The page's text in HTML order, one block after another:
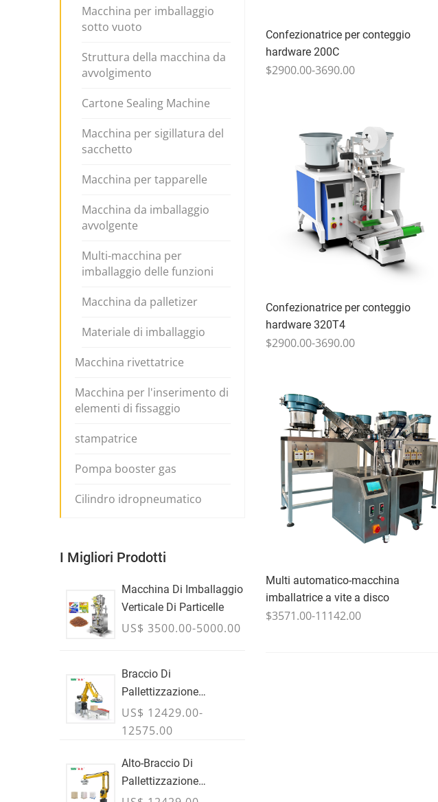
Confezionatrice per conteggio
hardware 200C
$2900.00-3690.00
Confezionatrice per conteggio
hardware 320T4
$2900.00-3690.00
Multi automatico-macchina
imballatrice a vite a disco
$3571.00-11142.00
Macchina per imballaggio
sotto vuoto
Struttura della macchina da
avvolgimento
Cartone Sealing Machine
Macchina per sigillatura del
sacchetto
Macchina per tapparelle
Macchina da imballaggio
avvolgente
Multi-macchina per
imballaggio delle funzioni
Macchina da palletizer
Materiale di imballaggio
Macchina rivettatrice
Macchina per l'inserimento di
elementi di fissaggio
stampatrice
Pompa booster gas
Cilindro idropneumatico
I Migliori Prodotti
Macchina Di Imballaggio
Verticale Di Particelle
US$ 3500.00-5000.00
Braccio Di
Pallettizzazione
Robotizzato Industriale
Per Scatole & Casi
US$ 12429.00-
12575.00
Alto-Braccio Di
Pallettizzazione
Robotizzato Per Carico